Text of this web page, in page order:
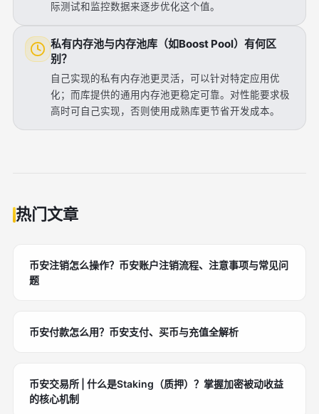
际测试和监控数据来逐步优化这个值。
私有内存池与内存池库（如Boost Pool）有何区
别？
自己实现的私有内存池更灵活，可以针对特定应用优
化；而库提供的通用内存池更稳定可靠。对性能要求极
高时可自己实现，否则使用成熟库更节省开发成本。
热门文章
币安注销怎么操作？币安账户注销流程、注意事项与常见问
题
币安付款怎么用？币安支付、买币与充值全解析
币安交易所 | 什么是Staking（质押）？掌握加密被动收益
的核心机制